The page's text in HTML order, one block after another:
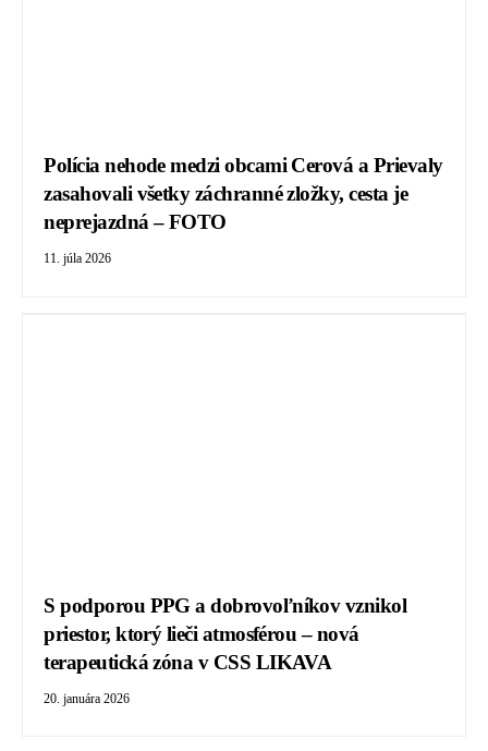
Polícia nehode medzi obcami Cerová a Prievaly
zasahovali všetky záchranné zložky, cesta je
neprejazdná – FOTO
11. júla 2026
S podporou PPG a dobrovoľníkov vznikol
priestor, ktorý lieči atmosférou – nová
terapeutická zóna v CSS LIKAVA
20. januára 2026